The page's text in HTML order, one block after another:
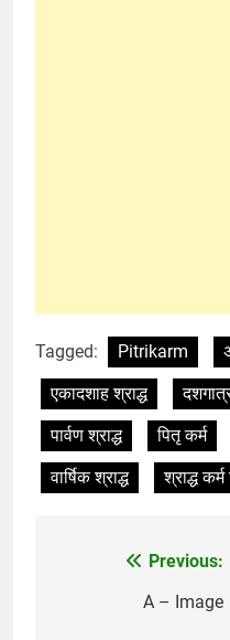
Tagged: Pitrikarm
एकादशाह श्राद्ध
पार्वण श्राद्ध
पितृ कर्म
वार्षिक श्राद्ध
श्राद्ध कर्म
navigation
Previous:
A – Image